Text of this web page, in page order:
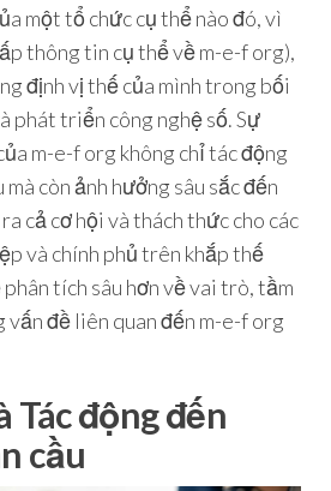
một tổ chức cụ thể nào đó, vì
thông tin cụ thể về m-e-f org),
định vị thế của mình trong bối
phát triển công nghệ số. Sự
m-e-f org không chỉ tác động
còn ảnh hưởng sâu sắc đến
cả cơ hội và thách thức cho các
và chính phủ trên khắp thế
tích sâu hơn về vai trò, tầm
vấn đề liên quan đến m-e-f org
Tác động đến
cầu